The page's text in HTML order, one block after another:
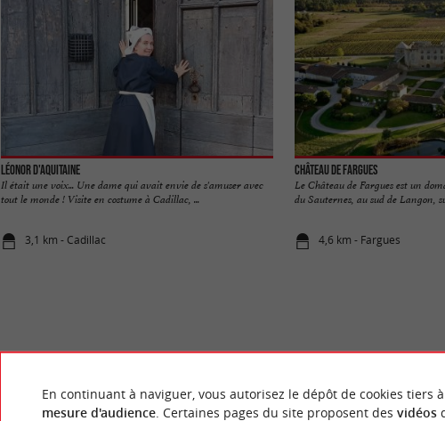
Léonor d'Aquitaine
Il était une voix... Une dame qui avait envie de s'amuser avec
tout le monde ! Visite en costume à Cadillac, ...
3,1 km - Cadillac
Château de Fargues
Le Château de Fargues est un
du Sauternes, au sud de Langon,
4,6 km - Fargues
En continuant à naviguer, vous autorisez le dépôt de cookies tiers
mesure d'audience. Certaines pages du site proposent des vidéos